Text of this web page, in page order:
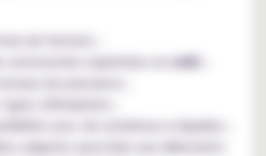
de formats ;
autonomies exprimées en mAh
d'inhalation ;
avec de nombreux e-liquides ;
adaptés aussi bien aux débutants